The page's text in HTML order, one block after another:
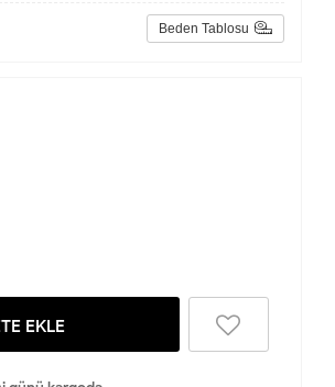
Beden Tablosu
EKLE